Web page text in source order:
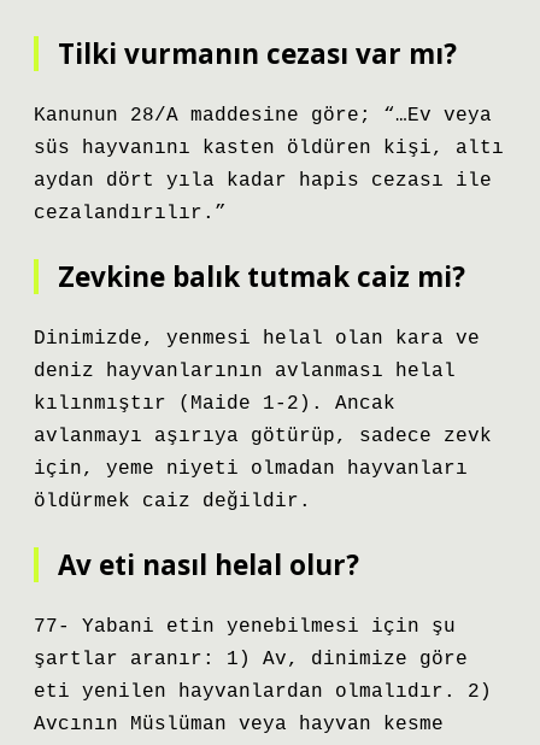
Tilki vurmanın cezası var mı?
Kanunun 28/A maddesine göre; “…Ev veya
süs hayvanını kasten öldüren kişi, altı
aydan dört yıla kadar hapis cezası ile
cezalandırılır.”
Zevkine balık tutmak caiz mi?
Dinimizde, yenmesi helal olan kara ve
deniz hayvanlarının avlanması helal
kılınmıştır (Maide 1-2). Ancak
avlanmayı aşırıya götürüp, sadece zevk
için, yeme niyeti olmadan hayvanları
öldürmek caiz değildir.
Av eti nasıl helal olur?
77- Yabani etin yenebilmesi için şu
şartlar aranır: 1) Av, dinimize göre
eti yenilen hayvanlardan olmalıdır. 2)
Avcının Müslüman veya hayvan kesme